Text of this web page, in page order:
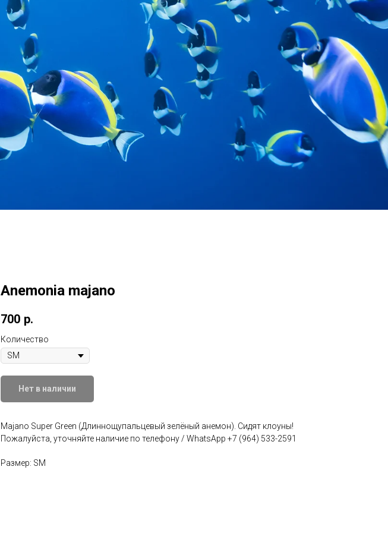
Anemonia majano
700 р.
Количество
Нет в наличии
Majano Super Green (Длиннощупальцевый зелёный анемон). Сидят клоуны!
Пожалуйста, уточняйте наличие по телефону / WhatsApp +7 (964) 533-2591
Размер: SM